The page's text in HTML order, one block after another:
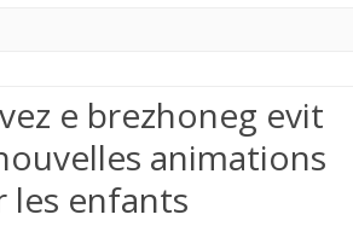
e brezhoneg evit
animations
les enfants